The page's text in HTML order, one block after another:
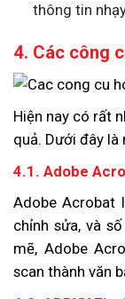
thông tin
4. Các công
Hiện nay có rất
quả. Dưới đây
4.1. Adobe
Adobe Acrobat
chỉnh sửa, và
mẽ, Adobe
scan thành văn